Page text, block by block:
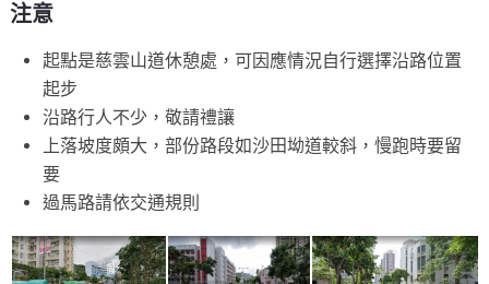
注意
起點是慈雲山道休憩處，可因應情況自行選擇沿路位置
起步
沿路行人不少，敬請禮讓
上落坡度頗大，部份路段如沙田坳道較斜，慢跑時要留
要
過馬路請依交通規則